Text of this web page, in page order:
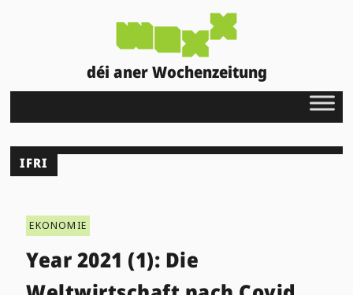
déi aner Wochenzeitung
IFRI
EKONOMIE
Year 2021 (1): Die